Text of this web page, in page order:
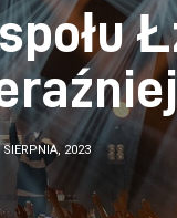
SIERPNIA, 2023